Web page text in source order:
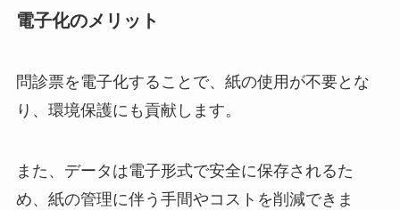
電子化のメリット
問診票を電子化することで、紙の使用が不要とな
り、環境保護にも貢献します。
また、データは電子形式で安全に保存されるた
め、紙の管理に伴う手間やコストを削減できま